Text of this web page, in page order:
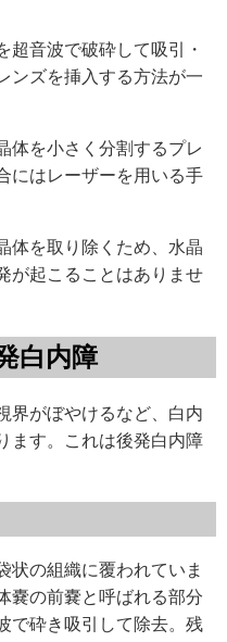
超音波で破砕して吸引・
ンズを挿入する方法が一
体を小さく分割するプレ
にはレーザーを用いる手
体を取り除くため、水晶
が起こることはありませ
白内障
界がぼやけるなど、白内
ます。これは後発白内障
状の組織に覆われていま
嚢の前嚢と呼ばれる部分
で砕き吸引して除去。残